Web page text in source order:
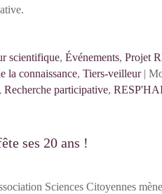
scientifique, Événements, Projet
la connaissance, Tiers-veilleur|
, Recherche participative,
ses 20 ans !
Sciences Citoyennes